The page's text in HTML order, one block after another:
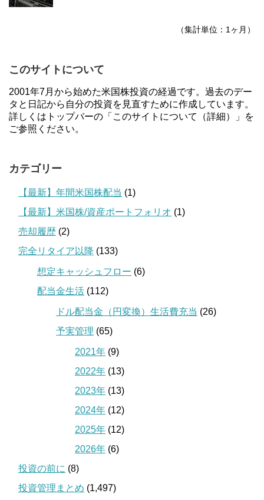
（集計単位：1ヶ月）
このサイトについて
2001年7月から始めた米国株投資の経過です。過去のデー
タと日記から自分の投資を見直すために作成しています。
詳しくはトップバーの「このサイトについて（詳細）」を
ご参照ください。
カテゴリー
【最新】年間米国株配当 (1)
【最新】米国株/資産ポートフォリオ (1)
売却履歴 (2)
完全リタイア以降 (133)
想定キャッシュフロー (6)
配当金生活 (112)
ドル配当金（円変換）生活費充当 (26)
予実管理 (65)
2021年 (9)
2022年 (13)
2023年 (13)
2024年 (12)
2025年 (12)
2026年 (6)
投資の前に (8)
投資管理まとめ (1,497)